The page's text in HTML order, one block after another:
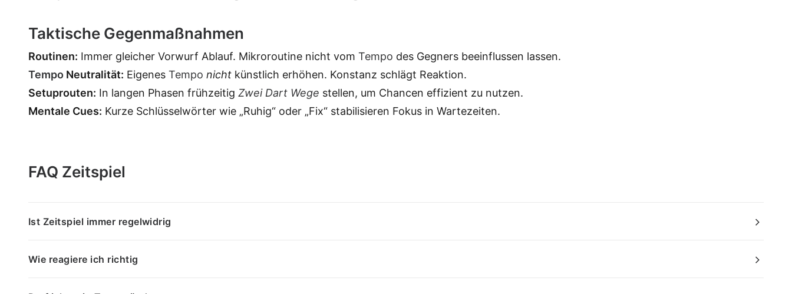
Taktische Gegenmaßnahmen
Routinen: Immer gleicher Vorwurf Ablauf. Mikroroutine nicht vom Tempo des Gegners beeinflussen lassen.
Tempo Neutralität: Eigenes Tempo nicht künstlich erhöhen. Konstanz schlägt Reaktion.
Setuprouten: In langen Phasen frühzeitig Zwei Dart Wege stellen, um Chancen effizient zu nutzen.
Mentale Cues: Kurze Schlüsselwörter wie „Ruhig“ oder „Fix“ stabilisieren Fokus in Wartezeiten.
FAQ Zeitspiel
Ist Zeitspiel immer regelwidrig
Wie reagiere ich richtig